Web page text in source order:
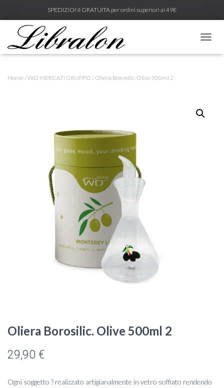
SPEDIZIONI GRATUITA per ordini superiori ai 49€
A
Home /WD MERCATI GRUPPO / Oliera Borosilic. Olive 500ml 2
Oliera Borosilic. Olive 500ml 2
29,90 €
Ogni soggetto ? realizzato artigianalmente in vetro soffiato rendendo